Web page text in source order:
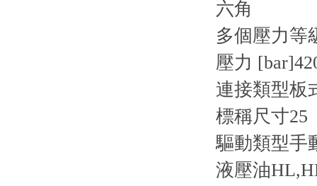
六角
多個壓力等
壓力
連接類型板
標稱尺寸25
驅動類型手
液壓油